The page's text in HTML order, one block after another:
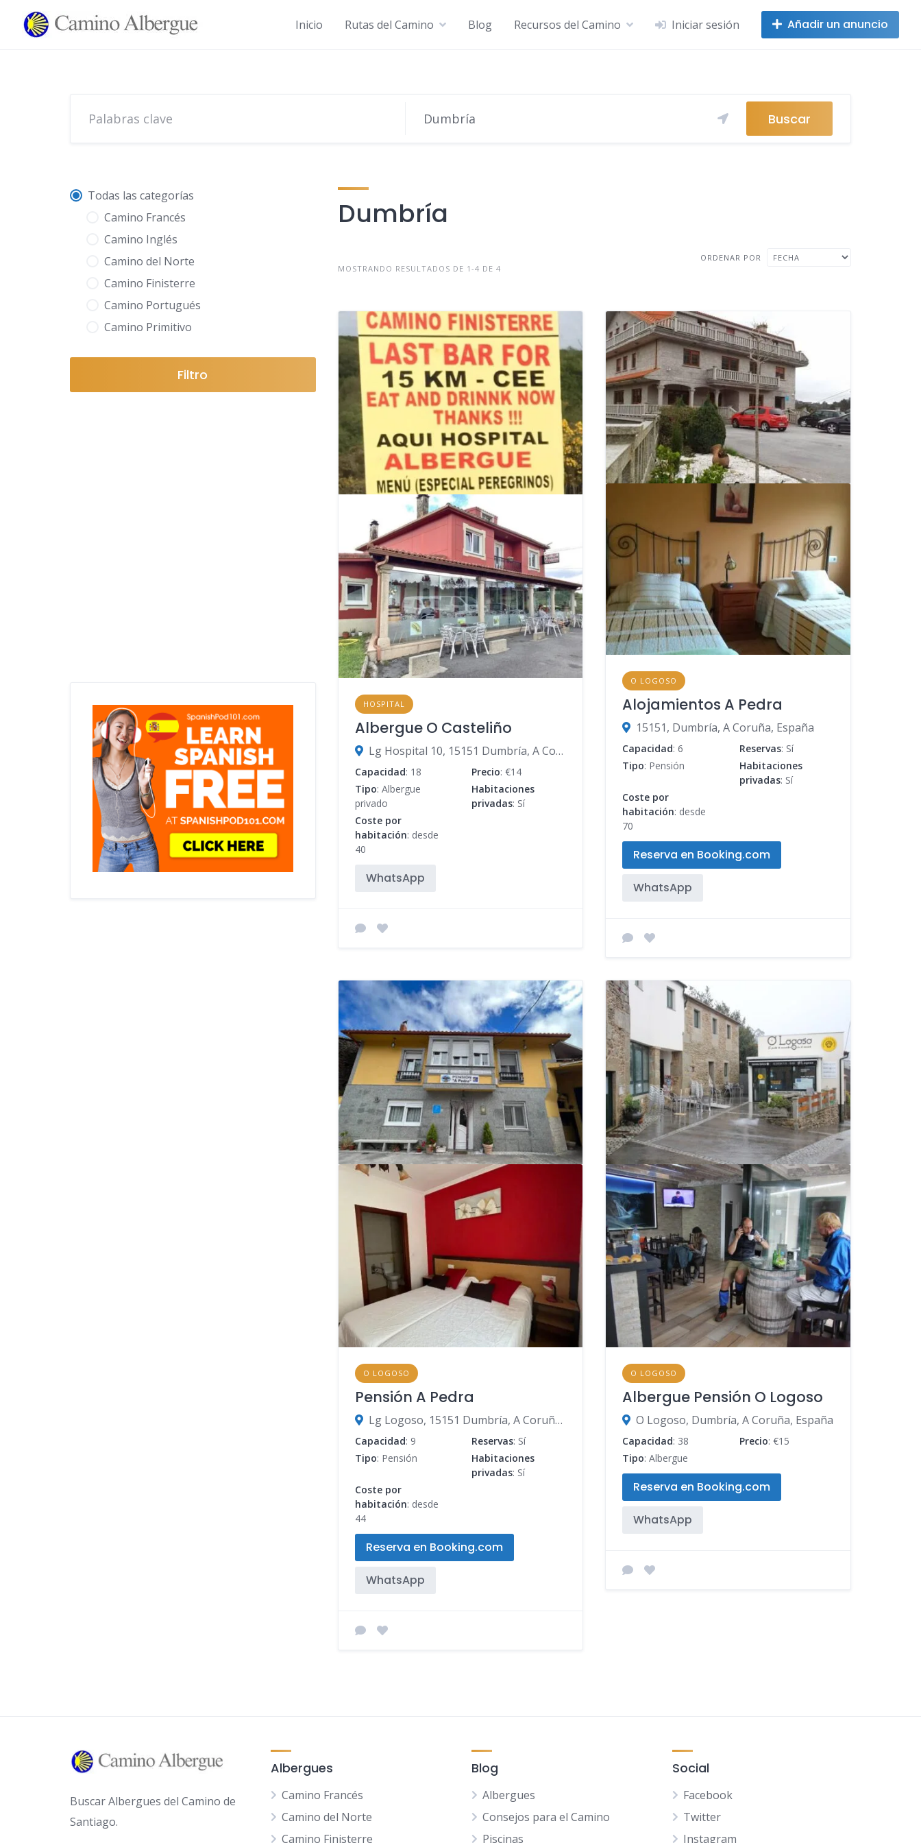
contenido
Inicio Rutas del Camino Blog Recursos del Camino Iniciar sesión Añadir un anuncio
Buscar
Todas las categorías
Camino Francés
Camino Inglés
Camino del Norte
Camino Finisterre
Camino Portugués
Camino Primitivo
Filtro
Dumbría
MOSTRANDO RESULTADOS DE 1-4 DE 4
ORDENAR POR
HOSPITAL
Albergue O Casteliño
Lg Hospital 10, 15151 Dumbría, A Coruña, España
Capacidad: 18 Precio: €14
Tipo: Albergue
privado
Habitaciones
privadas: Sí
Coste por
habitación: desde
40
WhatsApp
O LOGOSO
Alojamientos A Pedra
15151, Dumbría, A Coruña, España
Capacidad: 6 Reservas: Sí
Tipo: Pensión
Habitaciones
privadas: Sí
Coste por
habitación: desde
70
Reserva en Booking.com
WhatsApp
O LOGOSO
Pensión A Pedra
Lg Logoso, 15151 Dumbría, A Coruña, España
Capacidad: 9 Reservas: Sí
Tipo: Pensión
Habitaciones
privadas: Sí
Coste por
habitación: desde
44
Reserva en Booking.com
WhatsApp
O LOGOSO
Albergue Pensión O Logoso
O Logoso, Dumbría, A Coruña, España
Capacidad: 38 Precio: €15
Tipo: Albergue
Reserva en Booking.com
WhatsApp
Buscar Albergues del Camino de
Santiago.
Albergues
Camino Francés
Camino del Norte
Camino Finisterre
Blog
Albergues
Consejos para el Camino
Piscinas
Social
Facebook
Twitter
Instagram